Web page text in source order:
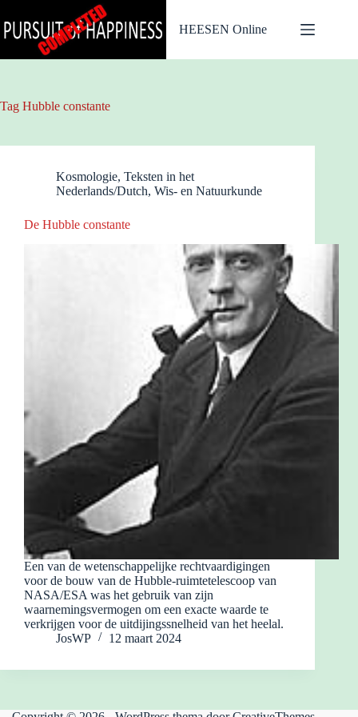
naar
de
HEESEN Online
Tag Hubble constante
Kosmologie, Teksten in het
Nederlands/Dutch, Wis- en Natuurkunde
De Hubble constante
Een van de wetenschappelijke rechtvaardigingen
voor de bouw van de Hubble-ruimtetelescoop van
NASA/ESA was het gebruik van zijn
waarnemingsvermogen om een exacte waarde te
verkrijgen voor de uitdijingssnelheid van het heelal.
JosWP
12 maart 2024